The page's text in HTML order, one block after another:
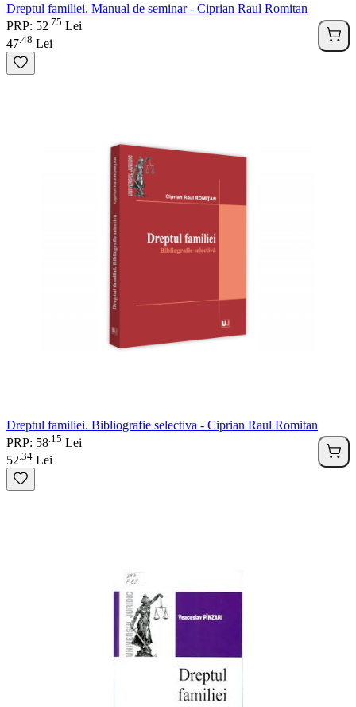
Dreptul familiei. Manual de seminar - Ciprian Raul Romitan
PRP: 52 75 Lei
47 48 Lei
Dreptul familiei. Bibliografie selectiva - Ciprian Raul Romitan
PRP: 58 15 Lei
52 34 Lei